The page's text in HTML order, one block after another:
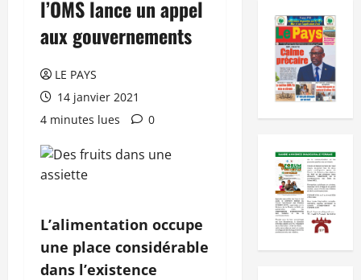
l’OMS lance un appel
aux gouvernements
LE PAYS
14 janvier 2021
4 minutes lues
0
L’alimentation occupe
une place considérable
dans l’existence